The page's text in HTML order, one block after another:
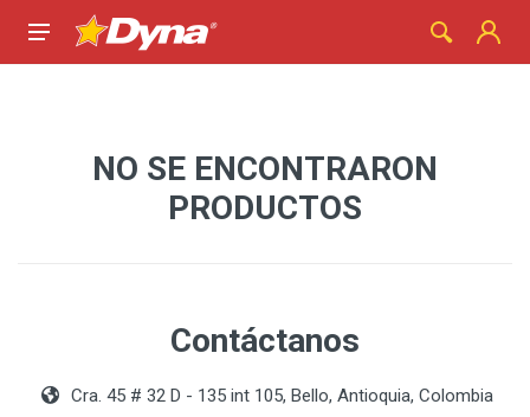
NO SE ENCONTRARON
PRODUCTOS
Contáctanos
Cra. 45 # 32 D - 135 int 105, Bello, Antioquia, Colombia